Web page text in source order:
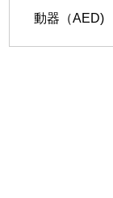
動器（AED)